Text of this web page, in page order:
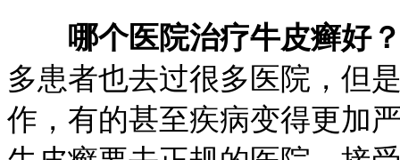
哪个医院治疗牛皮癣好
多患者也去过很多医院，但
作，有的甚至疾病变得更加